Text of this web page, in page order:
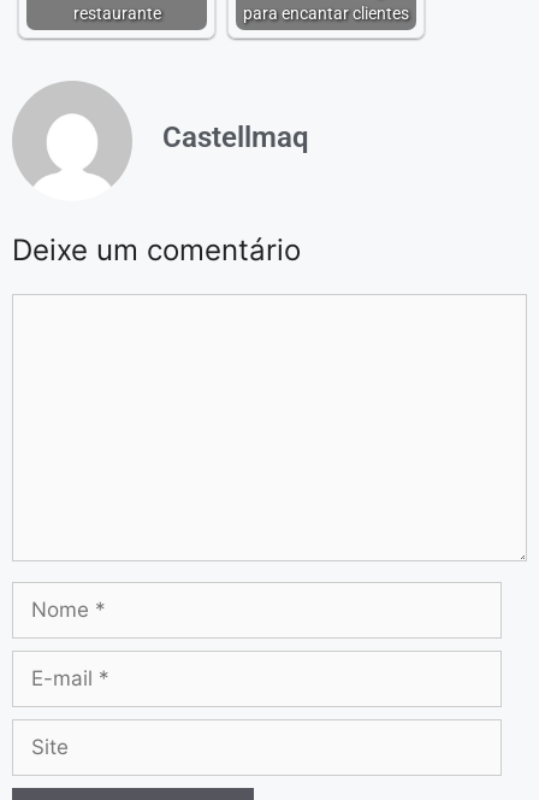
restaurante
para encantar clientes
Castellmaq
Deixe um comentário